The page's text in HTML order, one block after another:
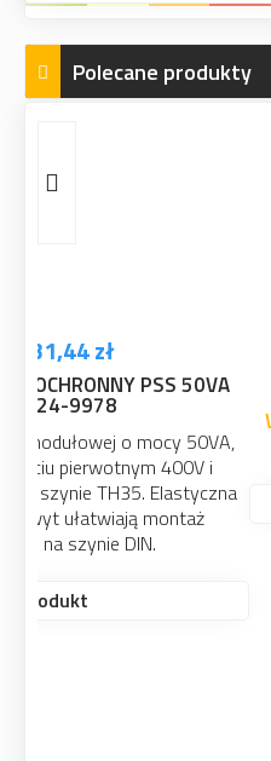
Polecane produkty
SOLGAZ ZASILACZ
W razie braku prądu podtrzymuje pracę płyty gazowej
przez